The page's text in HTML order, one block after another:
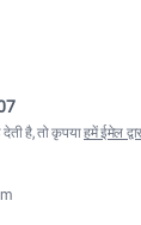
है, तो कृपयाहमें ईमेल